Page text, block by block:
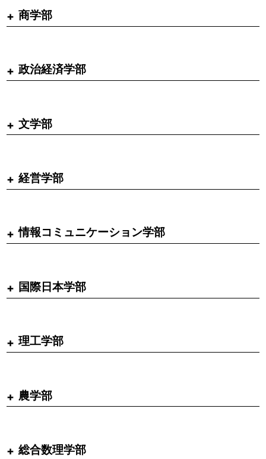
商学部
政治経済学部
文学部
経営学部
情報コミュニケーション学部
国際日本学部
理工学部
農学部
総合数理学部